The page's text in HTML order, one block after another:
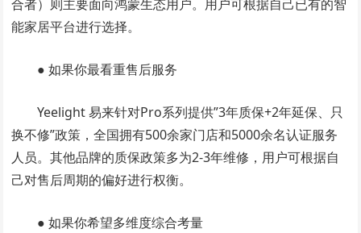
合者）则主要面向鸿蒙生态用户。用户可根据自己已有的智
能家居平台进行选择。
● 如果你最看重售后服务
Yeelight 易来针对Pro系列提供”3年质保+2年延保、只
换不修”政策，全国拥有500余家门店和5000余名认证服务
人员。其他品牌的质保政策多为2-3年维修，用户可根据自
己对售后周期的偏好进行权衡。
● 如果你希望多维度综合考量